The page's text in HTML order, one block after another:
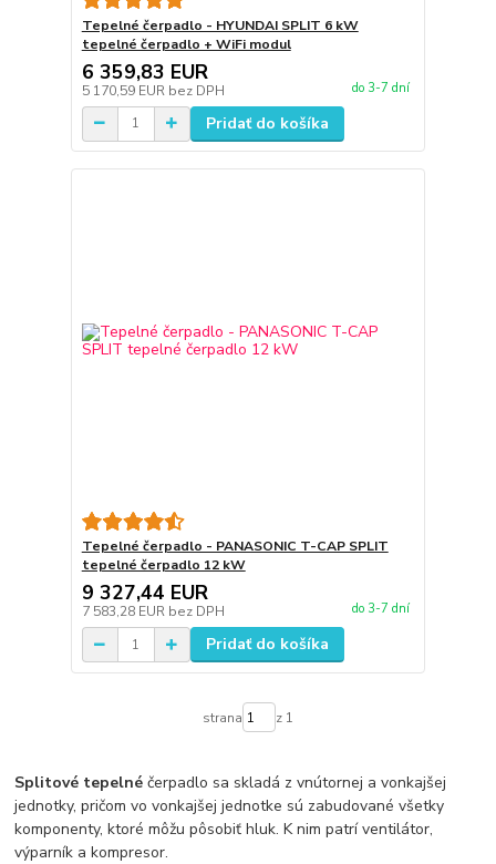
Tepelné čerpadlo - HYUNDAI SPLIT 6 kW
tepelné čerpadlo + WiFi modul
6 359,83 EUR
5 170,59 EUR bez DPH do 3-7 dní
Pridať do košíka
Tepelné čerpadlo - PANASONIC T-CAP SPLIT
tepelné čerpadlo 12 kW
9 327,44 EUR
7 583,28 EUR bez DPH do 3-7 dní
Pridať do košíka
strana z 1
Splitové tepelné čerpadlo sa skladá z vnútornej a vonkajšej
jednotky, pričom vo vonkajšej jednotke sú zabudované všetky
komponenty, ktoré môžu pôsobiť hluk. K nim patrí ventilátor,
výparník a kompresor.